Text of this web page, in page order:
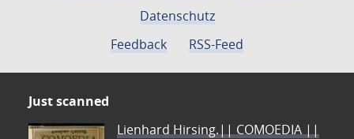
Datenschutz
Feedback
RSS-Feed
Just scanned
Lienhard Hirsing.|| COMOEDIA ||